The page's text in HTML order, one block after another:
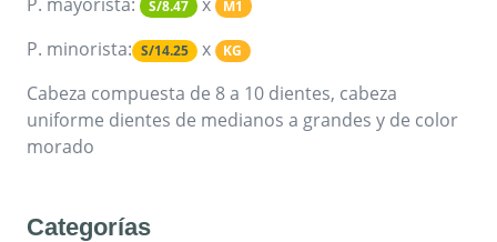
S/8.47 M1
P. minorista: S/14.25 x KG
Cabeza compuesta de 8 a 10 dientes, cabeza
uniforme dientes de medianos a grandes y de color
morado
Categorías